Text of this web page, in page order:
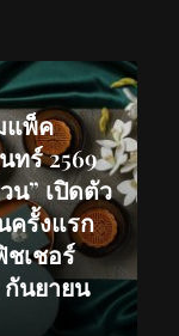
แพ็ค
ทร์ 2569
น” เปิดตัว
ครั้งแรก
ชเชอร์
กันยายน